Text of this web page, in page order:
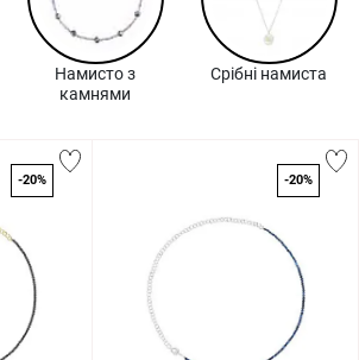
Намисто з
камнями
Срібні намиста
-20% -20%